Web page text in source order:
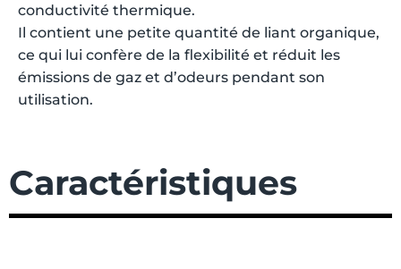
conductivité thermique.
Il contient une petite quantité de liant organique,
ce qui lui confère de la flexibilité et réduit les
émissions de gaz et d’odeurs pendant son
utilisation.
Caractéristiques